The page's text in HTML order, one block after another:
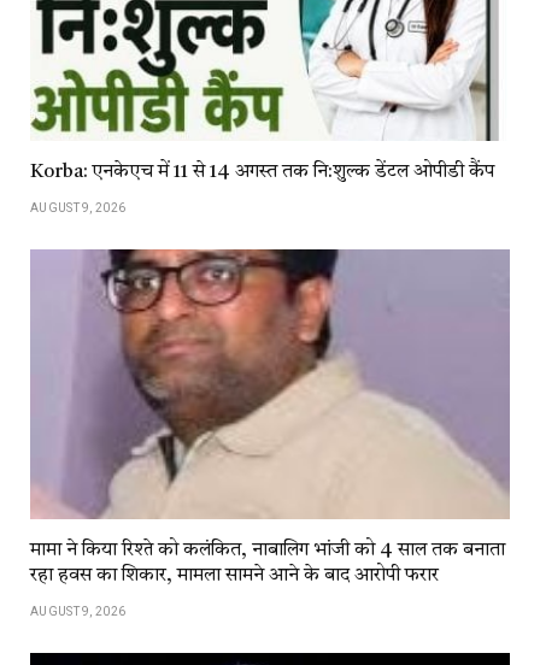
Korba: एनकेएच में 11 से 14 अगस्त तक नि:शुल्क डेंटल ओपीडी कैंप
AUGUST 9, 2026
मामा ने किया रिश्ते को कलंकित, नाबालिग भांजी को 4 साल तक बनाता
रहा हवस का शिकार, मामला सामने आने के बाद आरोपी फरार
AUGUST 9, 2026